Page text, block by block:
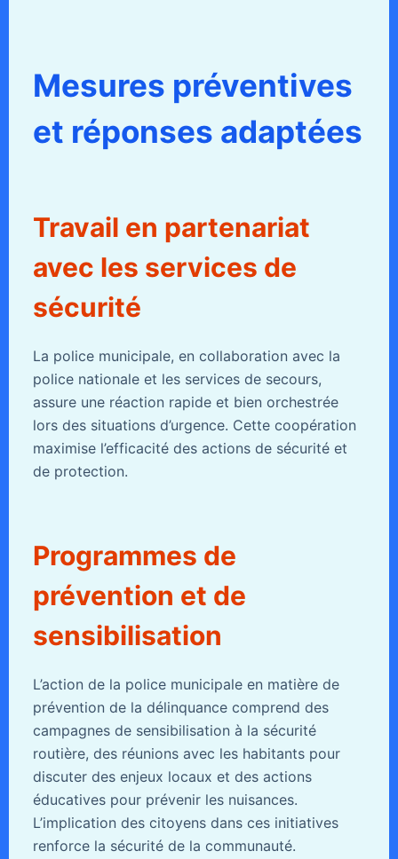
Mesures préventives
et réponses adaptées
Travail en partenariat
avec les services de
sécurité
La police municipale, en collaboration avec la
police nationale et les services de secours,
assure une réaction rapide et bien orchestrée
lors des situations d’urgence. Cette coopération
maximise l’efficacité des actions de sécurité et
de protection.
Programmes de
prévention et de
sensibilisation
L’action de la police municipale en matière de
prévention de la délinquance comprend des
campagnes de sensibilisation à la sécurité
routière, des réunions avec les habitants pour
discuter des enjeux locaux et des actions
éducatives pour prévenir les nuisances.
L’implication des citoyens dans ces initiatives
renforce la sécurité de la communauté.